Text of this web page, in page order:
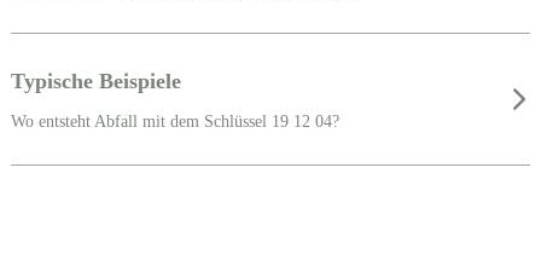
Typische Beispiele
Wo entsteht Abfall mit dem Schlüssel 19 12 04?